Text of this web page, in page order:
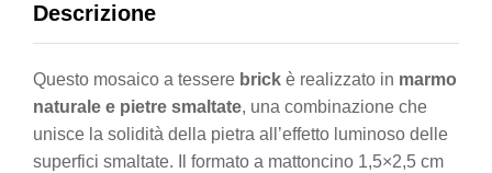
Descrizione
Questo mosaico a tessere brick è realizzato in marmo
naturale e pietre smaltate, una combinazione che
unisce la solidità della pietra all’effetto luminoso delle
superfici smaltate. Il formato a mattoncino 1,5×2,5 cm